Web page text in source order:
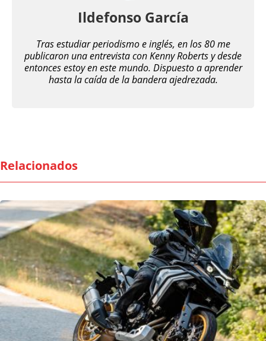
Ildefonso García
Tras estudiar periodismo e inglés, en los 80 me
publicaron una entrevista con Kenny Roberts y desde
entonces estoy en este mundo. Dispuesto a aprender
hasta la caída de la bandera ajedrezada.
Relacionados